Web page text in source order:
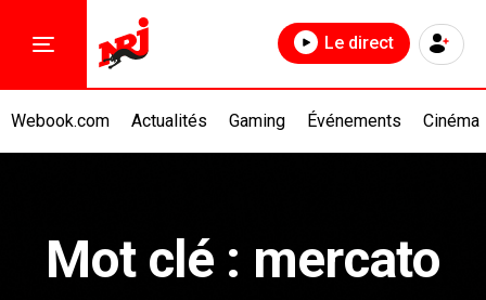
Webook.com Actualités Gaming Événements Cinéma
Le direct
Mot clé : mercato